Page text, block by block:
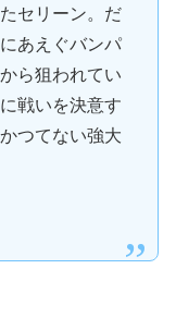
セリーン。だ
あえぐバンパ
ら狙われてい
戦いを決意す
つてない強大